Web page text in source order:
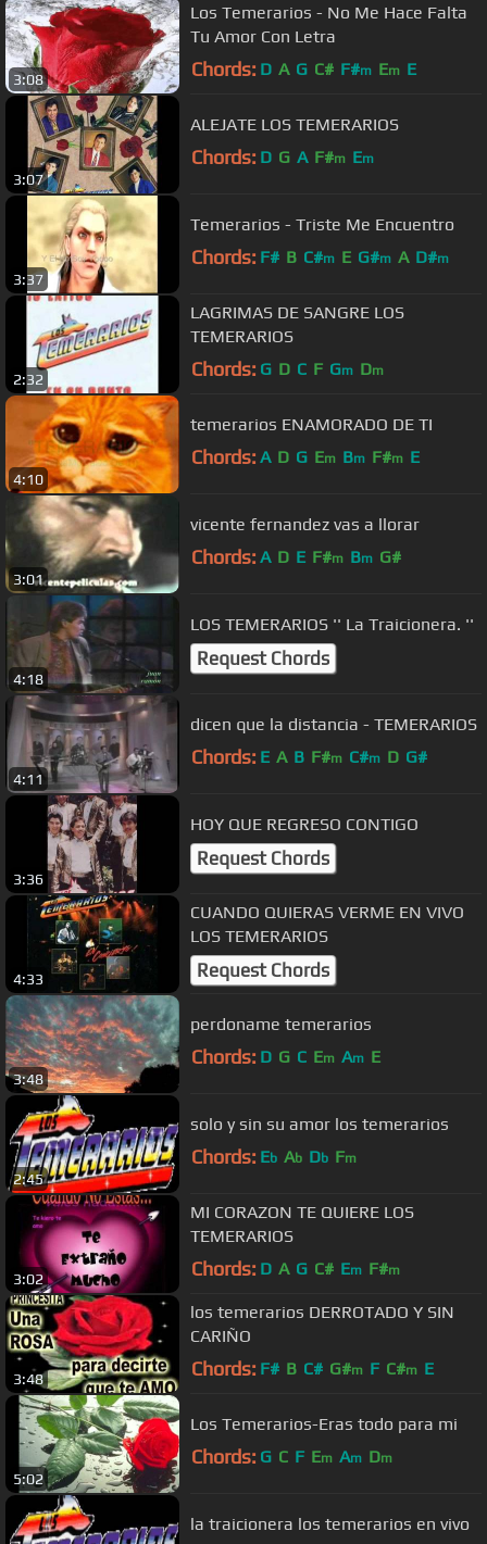
3:08
Los Temerarios - No Me Hace Falta
Tu Amor Con Letra
Chords: D A G C# F#m Em E
3:07
ALEJATE LOS TEMERARIOS
Chords: D G A F#m Em
3:37
Temerarios - Triste Me Encuentro
Chords: F# B C#m E G#m A D#m
2:32
LAGRIMAS DE SANGRE LOS
TEMERARIOS
Chords: G D C F Gm Dm
4:10
temerarios ENAMORADO DE TI
Chords: A D G Em Bm F#m E
3:01
vicente fernandez vas a llorar
Chords: A D E F#m Bm G#
4:18
LOS TEMERARIOS '' La Traicionera. ''
Request Chords
4:11
dicen que la distancia - TEMERARIOS
Chords: E A B F#m C#m D G#
3:36
HOY QUE REGRESO CONTIGO
Request Chords
4:33
CUANDO QUIERAS VERME EN VIVO
LOS TEMERARIOS
Request Chords
3:48
perdoname temerarios
Chords: D G C Em Am E
2:45
solo y sin su amor los temerarios
Chords: Eb Ab Db Fm
3:02
MI CORAZON TE QUIERE LOS
TEMERARIOS
Chords: D A G C# Em F#m
3:48
los temerarios DERROTADO Y SIN
CARIÑO
Chords: F# B C# G#m F C#m E
5:02
Los Temerarios-Eras todo para mi
Chords: G C F Em Am Dm
la traicionera los temerarios en vivo